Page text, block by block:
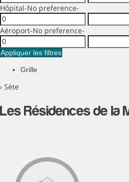
Hôpital-No preference-
Aéroport-No preference-
Appliquer les filtres
Grille
› Sète
Les Résidences de la